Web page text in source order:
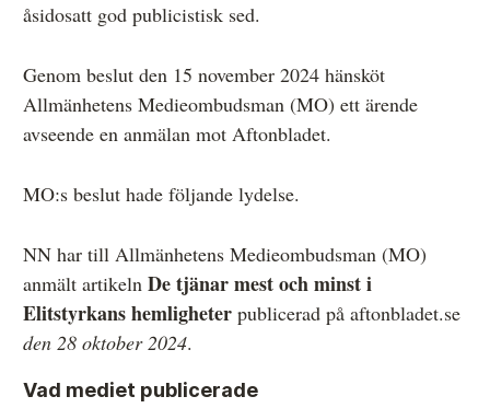
Här är medierna som MO kan pröva
Hela listan över frivilligt anslutna medier
Skillnaden mellan Granskningsnämnden och MO
Övrigt
Våra huvudmän
Ledamöter i Mediernas Etiknämnd
åsidosatt god publicistisk sed.
Genom beslut den 15 november 2024 hänsköt
Allmänhetens Medieombudsman (MO) ett ärende
avseende en anmälan mot Aftonbladet.
MO:s beslut hade följande lydelse.
NN har till Allmänhetens Medieombudsman (MO)
anmält artikeln De tjänar mest och minst i
Elitstyrkans hemligheter publicerad på aftonbladet.se
den 28 oktober 2024.
Vad mediet publicerade